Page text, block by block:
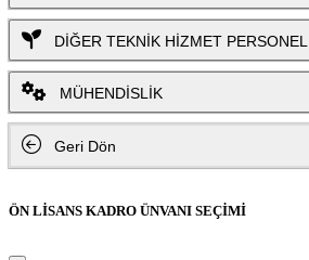
DİĞER TEKNİK HİZMET
MÜHENDİSLİK
Geri Dön
ÖN LİSANS KADRO ÜNVANI SEÇİMİ